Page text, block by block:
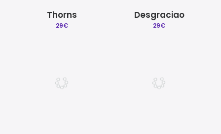
Thorns
29€
Desgraciao
29€